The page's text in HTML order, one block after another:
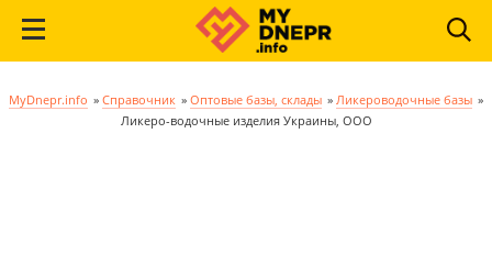
MyDnepr.info » Справочник » Оптовые базы, склады » Ликероводочные базы »
Ликеро-водочные изделия Украины, ООО